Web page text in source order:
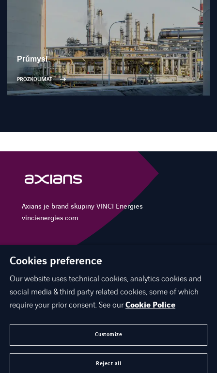
Průmysl
PROZKOUMAT
Axians je brand skupiny VINCI Energies
vincienergies.com
NAŠE ŘEŠENÍ
KARIÉRA
KONTAKTUJTE NÁS
©Axians 2026
Cookies
Cookies preference
Our website uses technical cookies, analytics cookies and
social media & third party related cookies, some of which
require your prior consent. See ourCookie Police
Customize
Reject all